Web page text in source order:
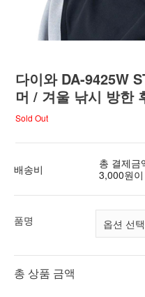
다이와 DA-9425W
머 / 겨울 낚시 방한
Sold Out
배송비
총 결제금
3,000원
품명
총 상품 금액